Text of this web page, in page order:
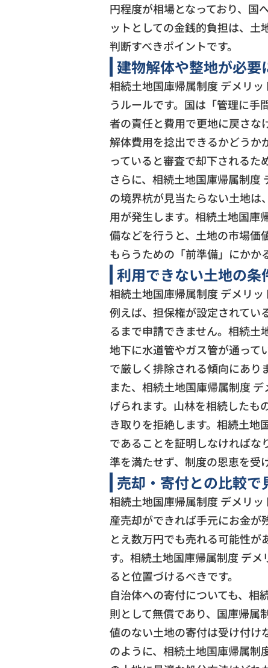
円程度が相場となっており、国
ットとしての金銭的負担は、
判断すべきポイントです。
建物解体や整地が必要
相続土地国庫帰属制度 デメリ
うルールです。国は「管理に
者の責任と費用で更地に戻さな
解体費用を捻出できるかどうか
っていると審査で却下されるた
さらに、相続土地国庫帰属制度
の境界杭が見当たらない土地は
用が発生します。相続土地国庫
備などを行うと、土地の市場価
もらうための「前準備」にかか
利用できない土地の条
相続土地国庫帰属制度 デメリ
例えば、担保権が設定されてい
るまで申請できません。相続土
地下に水道管やガス管が通って
で厳しく排除される傾向にあり
また、相続土地国庫帰属制度
げられます。山林を相続したも
き取りを拒絶します。相続土地
であることを証明しなければな
準を満たせず、制度の恩恵を受
売却・寄付との比較で
相続土地国庫帰属制度 デメリ
産売却ができれば手元にお金が
とえ数万円でも売れる可能性
す。相続土地国庫帰属制度 デ
ると位置づけるべきです。
自治体への寄付についても、相
則として無償であり、国庫帰属
値のない土地の寄付は受け付け
のように、相続土地国庫帰属制